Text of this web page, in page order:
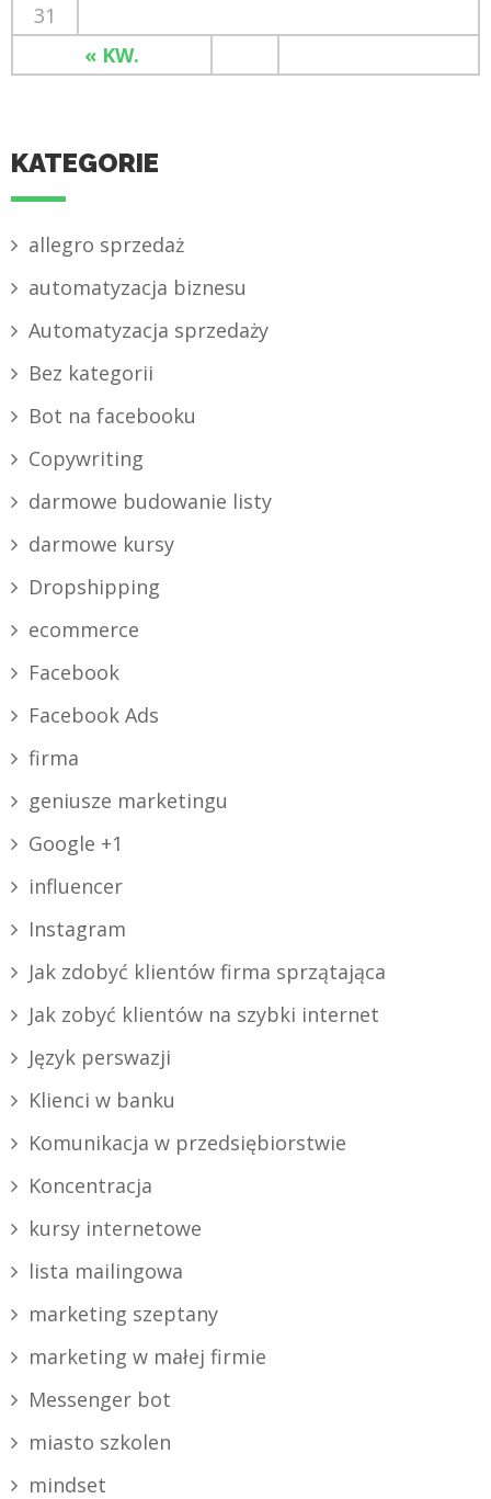
« KW.
31
KATEGORIE
allegro sprzedaż
automatyzacja biznesu
Automatyzacja sprzedaży
Bez kategorii
Bot na facebooku
Copywriting
darmowe budowanie listy
darmowe kursy
Dropshipping
ecommerce
Facebook
Facebook Ads
firma
geniusze marketingu
Google +1
influencer
Instagram
Jak zdobyć klientów firma sprzątająca
Jak zobyć klientów na szybki internet
Język perswazji
Klienci w banku
Komunikacja w przedsiębiorstwie
Koncentracja
kursy internetowe
lista mailingowa
marketing szeptany
marketing w małej firmie
Messenger bot
miasto szkolen
mindset